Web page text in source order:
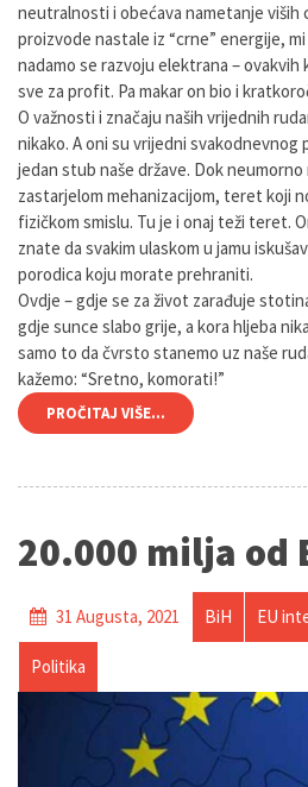
neutralnosti i obećava nametanje viših
proizvode nastale iz “crne” energije,
nadamo se razvoju elektrana – ovakvih
sve za profit. Pa makar on bio i
O važnosti i značaju naših vrijednih
nikako. A oni su vrijedni svakodnevnog
jedan stub naše države. Dok
zastarjelom mehanizacijom, teret koji
fizičkom smislu. Tu je i onaj teži teret.
znate da svakim ulaskom u jamu
porodica koju morate prehraniti.
Ovdje – gdje se za život zarađuje
gdje sunce slabo grije, a kora hljeba
samo to da čvrsto stanemo uz naše
kažemo: “Sretno, komorati!”
PROČITAJ VIŠE...
20.000 milja od
31 Augusta, 2021 BiH EU
Politika